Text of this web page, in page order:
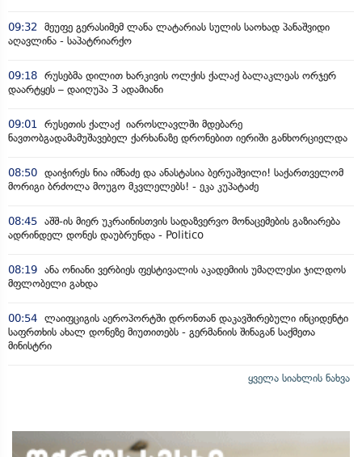
09:32 მეუფე გერასიმემ ლანა ლატარიას სულის საოხად პანაშვიდი
აღავლინა - საპატრიარქო
09:18 რუსებმა დილით ხარკივის ოლქის ქალაქ ბალაკლეას ორჯერ
დაარტყეს – დაიღუპა 3 ადამიანი
09:01 რუსეთის ქალაქ იაროსლავლში მდებარე
ნავთობგადამამუშავებელ ქარხანაზე დრონებით იერიში განხორციელდა
08:50 დაიჭირეს ნია იმნაძე და ანასტასია ბერუაშვილი! საქართველომ
მორიგი ბრძოლა მოუგო მკვლელებს! - ეკა კუპატაძე
08:45 აშშ-ის მიერ უკრაინისთვის სადაზვერვო მონაცემების გაზიარება
ადრინდელ დონეს დაუბრუნდა - Politico
08:19 ანა ონიანი ვერბიეს ფესტივალის აკადემიის უმაღლესი ჯილდოს
მფლობელი გახდა
00:54 ლაიფციგის აეროპორტში დრონთან დაკავშირებული ინციდენტი
საფრთხის ახალ დონეზე მიუთითებს - გერმანიის შინაგან საქმეთა
მინისტრი
ყველა სიახლის ნახვა